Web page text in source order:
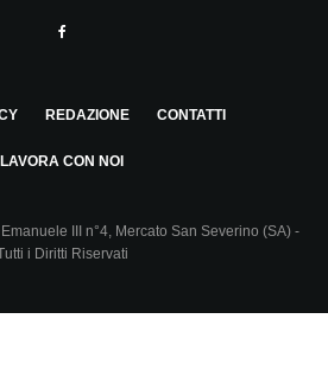
REDAZIONE CONTATTI
LAVORA CON NOI
III n°4, Mercato San Severino (SA) -
i Diritti Riservati